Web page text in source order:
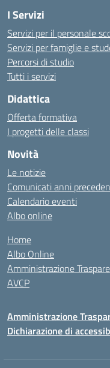
I Servizi
Servizi per il personale
Servizi per famiglie e
Percorsi di studio
Tutti i servizi
Didattica
Offerta formativa
I progetti delle classi
Novità
Le notizie
Comunicati anni
Calendario eventi
Albo online
Home
Albo Online
Amministrazione
AVCP
Amministrazione
Dichiarazione di